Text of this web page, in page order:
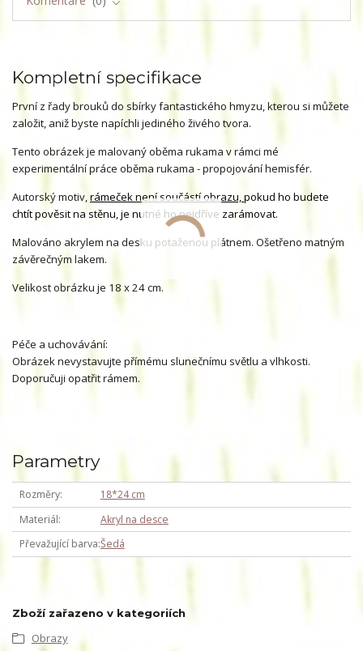
Kompletní specifikace
První z řady brouků do sbírky fantastického hmyzu, kterou si můžete
založit, aniž byste napíchli jediného živého tvora.
Tento obrázek je malovaný oběma rukama v rámci mé
experimentální práce oběma rukama - propojování hemisfér.
Autorský motiv,rámeček není součástí obrazu,pokud ho budete
chtít pověsit na stěnu, je nutné ho nejdříve zarámovat.
Malováno akrylem na desku potaženou plátnem. Ošetřeno matným
závěrečným lakem.
Velikost obrázku je 18 x 24 cm.
Péče a uchovávání:
Obrázek nevystavujte přímému slunečnímu světlu a vlhkosti.
Doporučuji opatřit rámem.
Parametry
Rozměry
18*24 cm
Materiál
Akryl na desce
Převažující barva Šedá
Zboží zařazeno v kategoriích
Obrazy